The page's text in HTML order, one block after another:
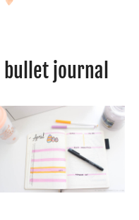
bullet journal